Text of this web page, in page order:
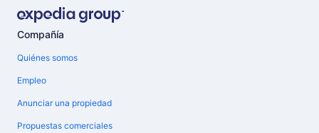
Compañía
Quiénes somos
Empleo
Anunciar una propiedad
Propuestas comerciales